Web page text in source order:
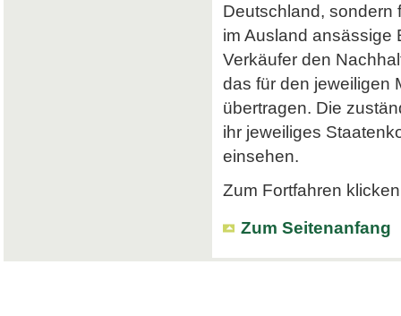
Deutschland, sondern
im Ausland ansässige
Verkäufer den
das für den jeweiligen
übertragen. Die
ihr jeweiliges
einsehen.
Zum Fortfahren
Zum Seitenanfang